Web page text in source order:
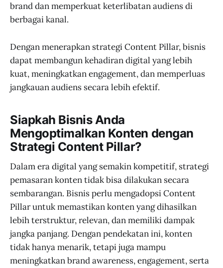
brand dan memperkuat keterlibatan audiens di
berbagai kanal.
Dengan menerapkan strategi Content Pillar, bisnis
dapat membangun kehadiran digital yang lebih
kuat, meningkatkan engagement, dan memperluas
jangkauan audiens secara lebih efektif.
Siapkah Bisnis Anda
Mengoptimalkan Konten dengan
Strategi Content Pillar?
Dalam era digital yang semakin kompetitif, strategi
pemasaran konten tidak bisa dilakukan secara
sembarangan. Bisnis perlu mengadopsi Content
Pillar untuk memastikan konten yang dihasilkan
lebih terstruktur, relevan, dan memiliki dampak
jangka panjang. Dengan pendekatan ini, konten
tidak hanya menarik, tetapi juga mampu
meningkatkan brand awareness, engagement, serta